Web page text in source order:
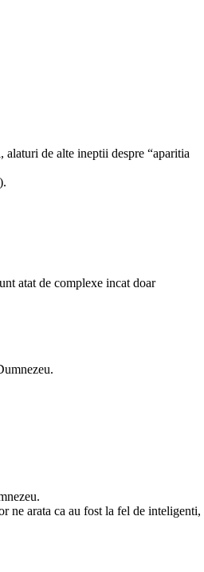
de alte ineptii despre “aparitia
atat de complexe incat doar
ne arata ca au fost la fel de inteligenti,